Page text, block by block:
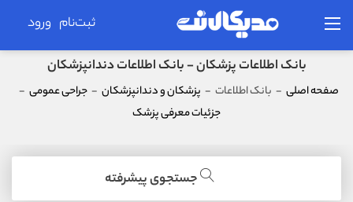
ثبت‌نام ورود
بانک اطلاعات پزشکان - بانک اطلاعات دندانپزشکان
صفحه اصلی - بانک اطلاعات - پزشکان و دندانپزشکان - جراحی عمومی -
جزئیات معرفی پزشک
جستجوی پیشرفته